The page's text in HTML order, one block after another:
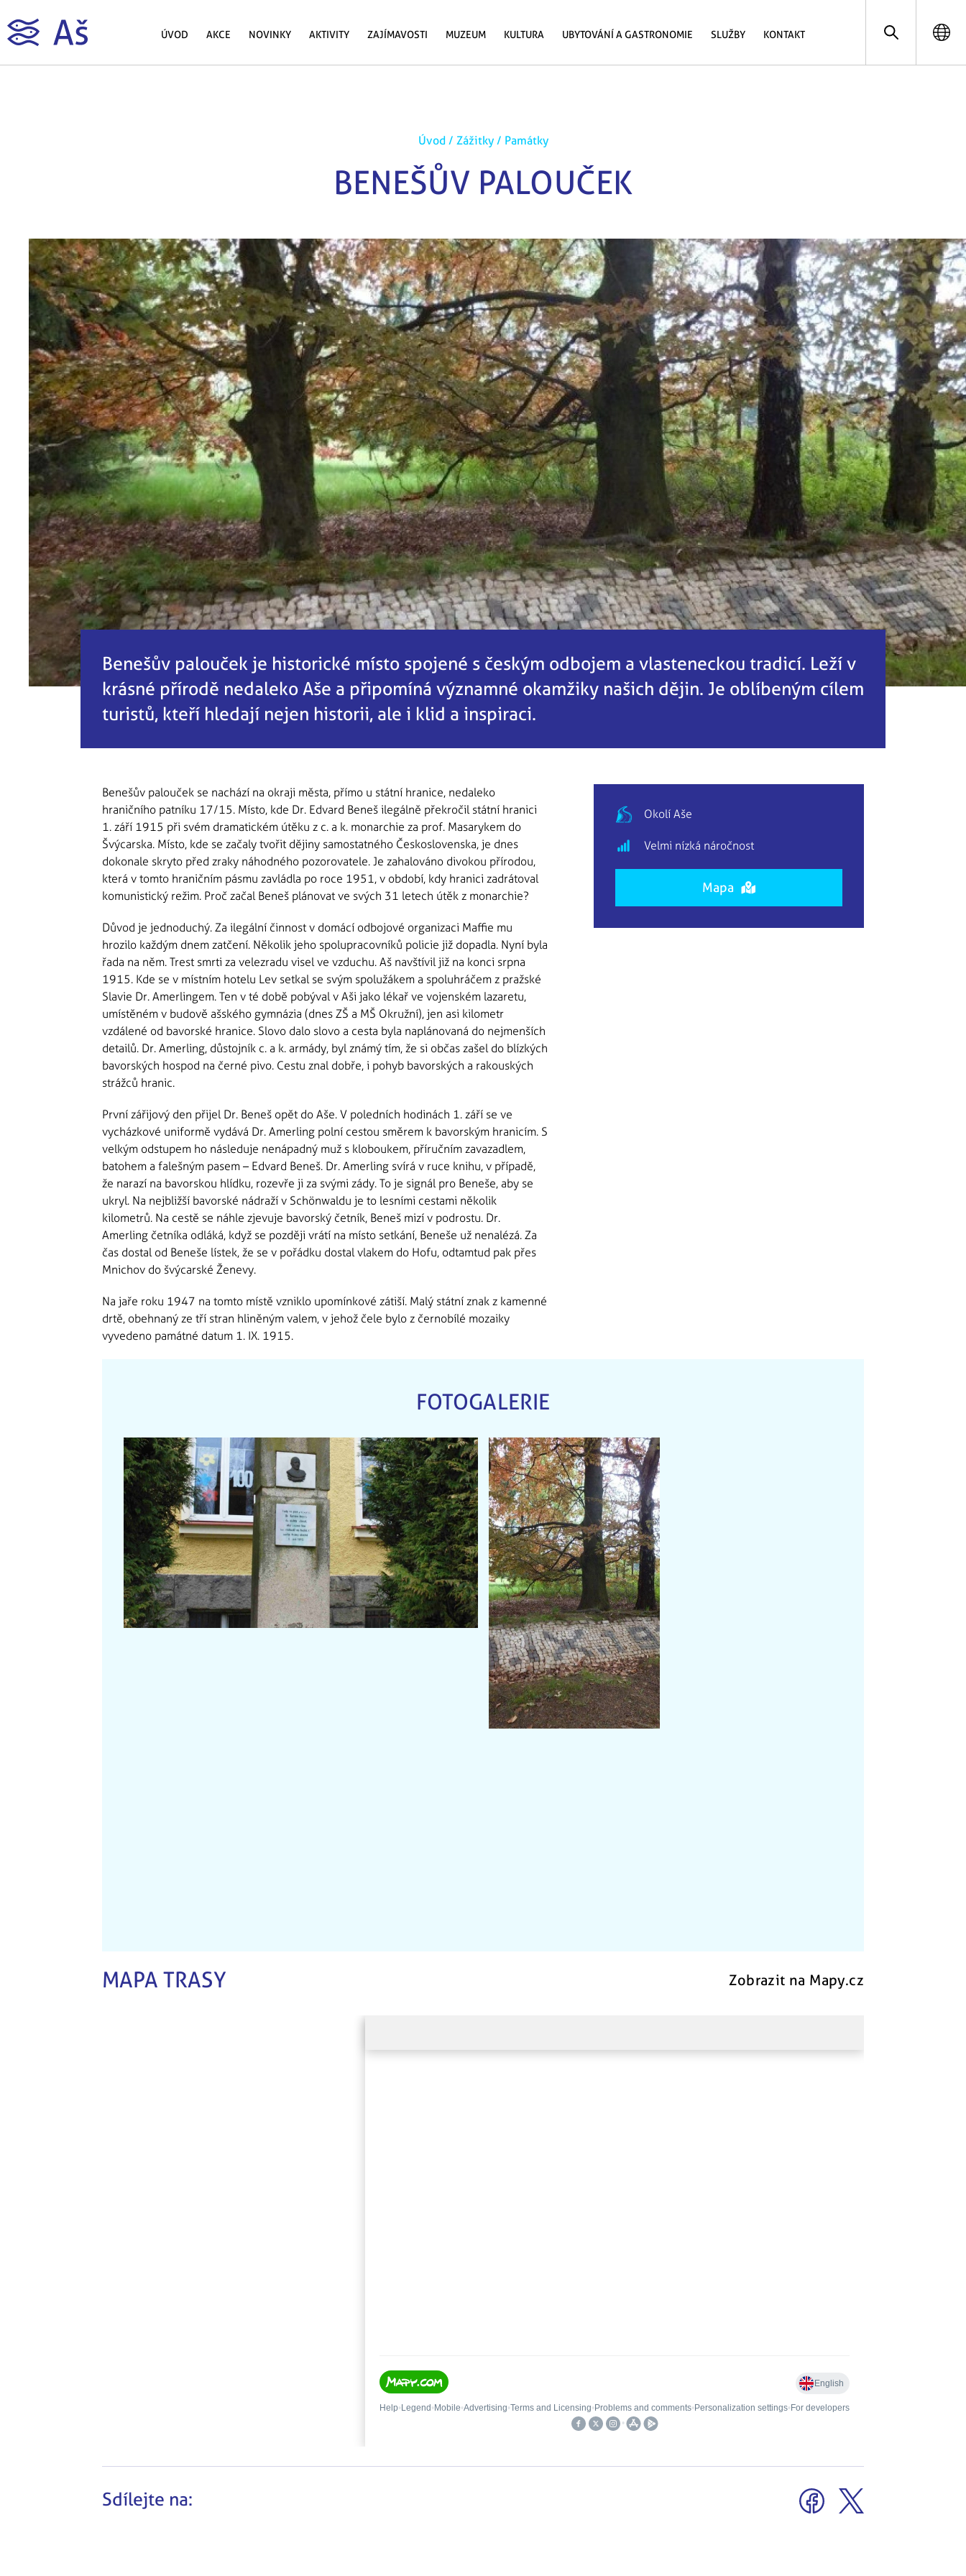
ÚVOD AKCE NOVINKY AKTIVITY ZAJÍMAVOSTI MUZEUM KULTURA UBYTOVÁNÍ A GASTRONOMIE SLUŽBY KONTAKT
Úvod / Zážitky / Památky
BENEŠŮV PALOUČEK
Benešův palouček je historické místo spojené s českým odbojem a vlasteneckou tradicí. Leží v
krásné přírodě nedaleko Aše a připomíná významné okamžiky našich dějin. Je oblíbeným cílem
turistů, kteří hledají nejen historii, ale i klid a inspiraci.
Benešův palouček se nachází na okraji města, přímo u státní hranice, nedaleko
hraničního patníku 17/15. Místo, kde Dr. Edvard Beneš ilegálně překročil státní hranici
1. září 1915 při svém dramatickém útěku z c. a k. monarchie za prof. Masarykem do
Švýcarska. Místo, kde se začaly tvořit dějiny samostatného Československa, je dnes
dokonale skryto před zraky náhodného pozorovatele. Je zahalováno divokou přírodou,
která v tomto hraničním pásmu zavládla po roce 1951, v období, kdy hranici zadrátoval
komunistický režim. Proč začal Beneš plánovat ve svých 31 letech útěk z monarchie?
Důvod je jednoduchý. Za ilegální činnost v domácí odbojové organizaci Maffie mu
hrozilo každým dnem zatčení. Několik jeho spolupracovníků policie již dopadla. Nyní byla
řada na něm. Trest smrti za velezradu visel ve vzduchu. Aš navštívil již na konci srpna
1915. Kde se v místním hotelu Lev setkal se svým spolužákem a spoluhráčem z pražské
Slavie Dr. Amerlingem. Ten v té době pobýval v Aši jako lékař ve vojenském lazaretu,
umístěném v budově ašského gymnázia (dnes ZŠ a MŠ Okružní), jen asi kilometr
vzdálené od bavorské hranice. Slovo dalo slovo a cesta byla naplánovaná do nejmenších
detailů. Dr. Amerling, důstojník c. a k. armády, byl známý tím, že si občas zašel do blízkých
bavorských hospod na černé pivo. Cestu znal dobře, i pohyb bavorských a rakouských
strážců hranic.
První zářijový den přijel Dr. Beneš opět do Aše. V poledních hodinách 1. září se ve
vycházkové uniformě vydává Dr. Amerling polní cestou směrem k bavorským hranicím. S
velkým odstupem ho následuje nenápadný muž s kloboukem, příručním zavazadlem,
batohem a falešným pasem – Edvard Beneš. Dr. Amerling svírá v ruce knihu, v případě,
že narazí na bavorskou hlídku, rozevře ji za svými zády. To je signál pro Beneše, aby se
ukryl. Na nejbližší bavorské nádraží v Schönwaldu je to lesními cestami několik
kilometrů. Na cestě se náhle zjevuje bavorský četník, Beneš mizí v podrostu. Dr.
Amerling četníka odláká, když se později vrátí na místo setkání, Beneše už nenalézá. Za
čas dostal od Beneše lístek, že se v pořádku dostal vlakem do Hofu, odtamtud pak přes
Mnichov do švýcarské Ženevy.
Na jaře roku 1947 na tomto místě vzniklo upomínkové zátiší. Malý státní znak z kamenné
drtě, obehnaný ze tří stran hliněným valem, v jehož čele bylo z černobílé mozaiky
vyvedeno památné datum 1. IX. 1915.
Okolí Aše
Velmi nízká náročnost
Mapa
FOTOGALERIE
MAPA TRASY Zobrazit na Mapy.cz
Sdílejte na: